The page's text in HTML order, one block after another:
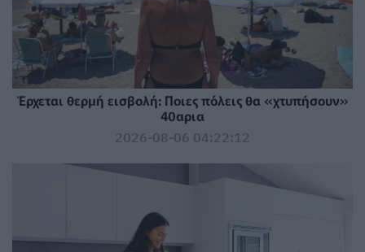
Έρχεται θερμή εισβολή: Ποιες πόλεις θα «χτυπήσουν»
40αρια
2026-08-06 04:22:12